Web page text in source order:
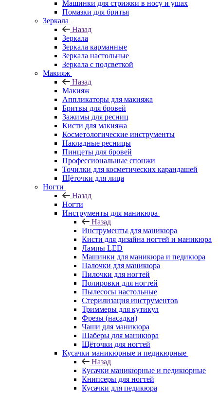
Машинки для стрижки в носу и ушах
Помазки для бритья
Зеркала
Назад
Зеркала
Зеркала карманные
Зеркала настольные
Зеркала с подсветкой
Макияж
Назад
Макияж
Аппликаторы для макияжа
Бритвы для бровей
Зажимы для ресниц
Кисти для макияжа
Косметологические инструменты
Накладные ресницы
Пинцеты для бровей
Профессиональные спонжи
Точилки для косметических карандашей
Щёточки для лица
Ногти
Назад
Ногти
Инструменты для маникюра
Назад
Инструменты для маникюра
Кисти для дизайна ногтей и маникюра
Лампы LED
Машинки для маникюра и педикюра
Палочки для маникюра
Пилочки для ногтей
Полировки для ногтей
Пылесосы настольные
Стерилизация инструментов
Триммеры для кутикул
Фрезы (насадки)
Чаши для маникюра
Шаберы для маникюра
Щёточки для ногтей
Кусачки маникюрные и педикюрные
Назад
Кусачки маникюрные и педикюрные
Книпсеры для ногтей
Кусачки для педикюра